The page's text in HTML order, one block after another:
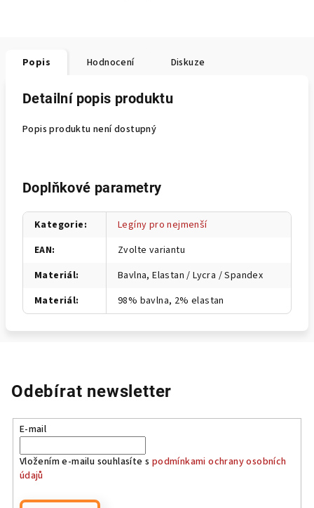
Popis Hodnocení Diskuze
Detailní popis produktu
Popis produktu není dostupný
Doplňkové parametry
Kategorie:
Legíny pro nejmenší
EAN:
Zvolte variantu
Materiál:
Bavlna, Elastan / Lycra / Spandex
Materiál: 98% bavlna, 2% elastan
Odebírat newsletter
E-mail
Vložením e-mailu souhlasíte s podmínkami ochrany osobních
údajů